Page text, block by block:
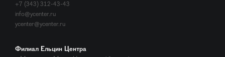
+7 (343) 312-43-43
info@ycenter.ru
ycenter@ycenter.ru
Филиал Ельцин Центра